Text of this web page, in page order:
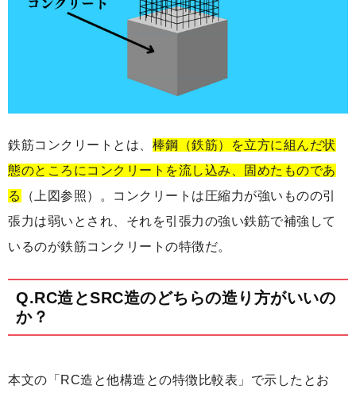
鉄筋コンクリートとは、 棒鋼（鉄筋）を立方に組んだ状
態のところにコンクリートを流し込み、固めたものであ
る
（上図参照）。コンクリートは圧縮力が強いものの引
張力は弱いとされ、それを引張力の強い鉄筋で補強して
いるのが鉄筋コンクリートの特徴だ。
Q.RC造とSRC造のどちらの造り方がいいの
か？
本文の「RC造と他構造との特徴比較表」で示したとお